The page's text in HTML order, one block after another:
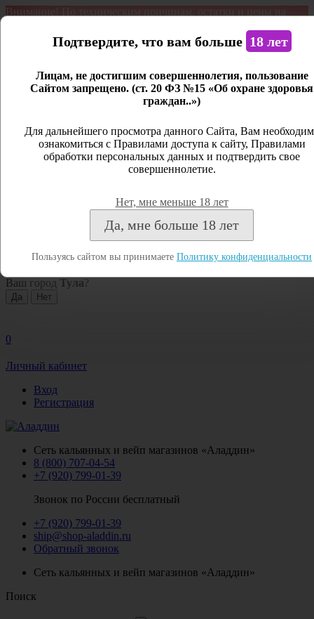
Внимание! По техническим причинам, остатки и цены на
является демонстрационным. Дистанционная продажа не
Открыть сайдбар
Личный кабинет
Закрыть
Посмотреть все результаты
Ваш город Тула ?
0
Личный кабинет
Вход
Регистрация
Сеть кальянных и вейп магазинов «Аладдин»
8 (800) 707-04-54
+7 (920) 799-01-39
Звонок по России бесплатный
+7 (920) 799-01-39
ship@shop-aladdin.ru
Обратный звонок
Сеть кальянных и вейп магазинов «Аладдин»
Поиск
Подтвердите, что вам больше 18 лет
Лицам, не достигшим совершеннолетия, пользование
Сайтом запрещено. (ст. 20 ФЗ №15 «Об охране здоровья
граждан..»)
Для дальнейшего просмотра данного Сайта, Вам
ознакомиться с Правилами доступа к сайту, Правилами
обработки персональных данных и подтвердить свое
совершеннолетие.
Нет, мне меньше 18 лет
Да, мне больше 18 лет
Пользуясь сайтом вы принимаете Политику конфиденциальности